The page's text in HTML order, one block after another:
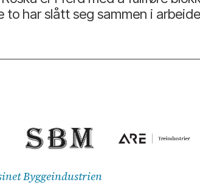
har slått seg sammen i
Byggeindustrien